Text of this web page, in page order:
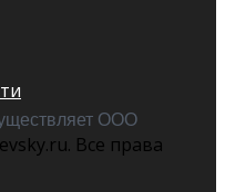
ООО
Все права